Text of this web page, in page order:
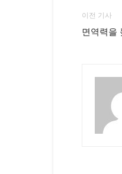
이전 기사
면역력을